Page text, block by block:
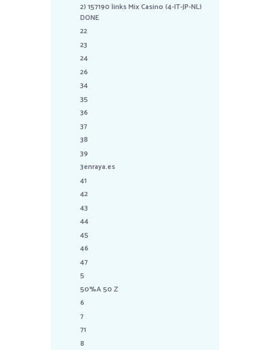
2) 157190 links Mix Casino (4-IT-JP-NL)
DONE
22
23
24
26
34
35
36
37
38
39
3enraya.es
41
42
43
44
45
46
47
5
50%A 50 Z
6
7
71
8